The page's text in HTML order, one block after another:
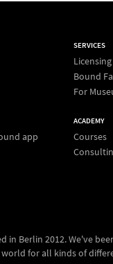
app
SERVICES
Bound
For
ACADEMY
Courses
in Berlin 2012. We've
for all kinds of